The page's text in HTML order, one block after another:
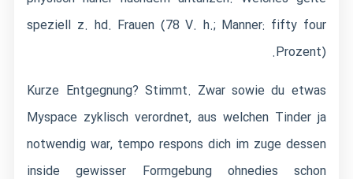
speziell z. hd. Frauen (78 V. h.; Manner: fifty four
Prozent).
Kurze Entgegnung? Stimmt. Zwar sowie du etwas
Myspace zyklisch verordnet, aus welchen Tinder ja
notwendig war, tempo respons dich im zuge dessen
inside gewisser Formgebung ohnedies schon